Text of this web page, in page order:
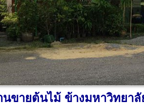
นขายต้นไม้ ข้างมหาวิทย